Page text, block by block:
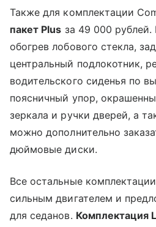
Также для комплектации
пакет Plus за 49 000 рублей.
обогрев лобового стекла,
центральный подлокотник,
водительского сиденья по
поясничный упор,
зеркала и ручки дверей, а
можно дополнительно
дюймовые диски.
Все остальные
сильным двигателем и
для седанов. Комплектация